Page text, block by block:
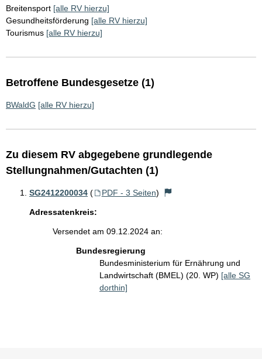
Breitensport [alle RV hierzu]
Gesundheitsförderung [alle RV hierzu]
Tourismus [alle RV hierzu]
Betroffene Bundesgesetze (1)
BWaldG [alle RV hierzu]
Zu diesem RV abgegebene grundlegende
Stellungnahmen/Gutachten (1)
SG2412200034 ( PDF - 3 Seiten)
Adressatenkreis:
Versendet am 09.12.2024 an:
Bundesregierung
Bundesministerium für Ernährung und
Landwirtschaft (BMEL) (20. WP) [alle SG
dorthin]